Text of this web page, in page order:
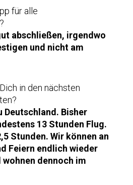
für alle
abschließen, irgendwo
und nicht am
in den nächsten
Deutschland. Bisher
13 Stunden Flug.
Stunden. Wir können an
Feiern endlich wieder
dennoch im